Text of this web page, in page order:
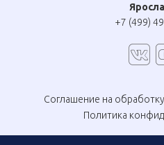
+7 (499)
Соглашение на
Политика